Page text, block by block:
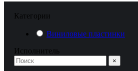
Категории
Виниловые пластинки
Исполнитель
×